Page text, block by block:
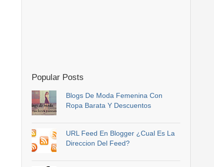
Popular Posts
Blogs De Moda Femenina Con
Ropa Barata Y Descuentos
URL Feed En Blogger ¿Cual Es La
Direccion Del Feed?